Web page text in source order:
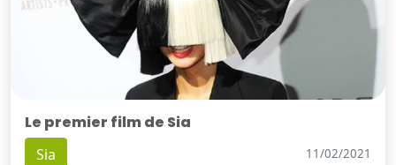
Le premier film de Sia
Sia 11/02/2021